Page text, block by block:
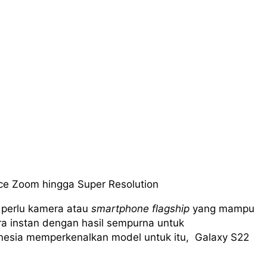
Zoom hingga Super Resolution
kamera atau smartphone flagship yang mampu
instan dengan hasil sempurna untuk
memperkenalkan model untuk itu, Galaxy S22